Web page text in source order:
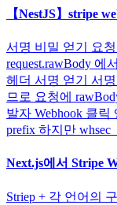
【NestJS】stripe
서명 비밀 얻기 요
request.rawBody 에
헤더 서명 얻기 서
므로 요청에
발자 Webhook 클
prefix 하지만
Next.js에서 Stripe
Striep + 각 언어의